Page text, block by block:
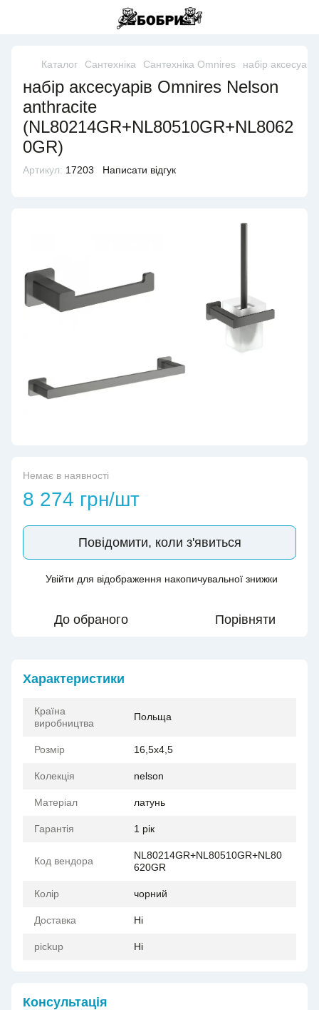
Каталог Сантехніка Сантехніка Omnires набір
набір аксесуарів Omnires Nelson
anthracite
(NL80214GR+NL80510GR+NL8062
0GR)
Артикул: 17203 Написати відгук
Немає в наявності
8 274 грн/шт
Повідомити, коли з'явиться
Увійти для відображення накопичувальної знижки
До обраного Порівняти
Характеристики
Країна
виробництва
Польща
Розмір 16,5x4,5
Колекція nelson
Матеріал латунь
Гарантія 1 рік
Код вендора
NL80214GR+NL80510GR+NL80
620GR
Колір чорний
Доставка Ні
pickup Ні
Консультація